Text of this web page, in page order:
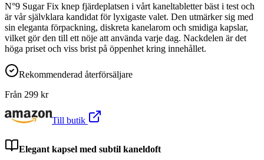
N°9 Sugar Fix knep fjärdeplatsen i vårt kaneltabletter bäst i test och
är vår självklara kandidat för lyxigaste valet. Den utmärker sig med
sin eleganta förpackning, diskreta kanelarom och smidiga kapslar,
vilket gör den till ett nöje att använda varje dag. Nackdelen är det
höga priset och viss brist på öppenhet kring innehållet.
Rekommenderad återförsäljare
Från 299 kr
Till butik
Elegant kapsel med subtil kaneldoft